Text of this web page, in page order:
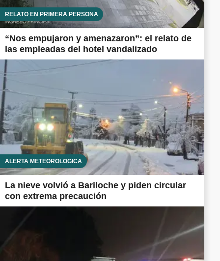
RELATO EN PRIMERA PERSONA
“Nos empujaron y amenazaron”: el relato de
las empleadas del hotel vandalizado
ALERTA METEOROLÓGICA
La nieve volvió a Bariloche y piden circular
con extrema precaución